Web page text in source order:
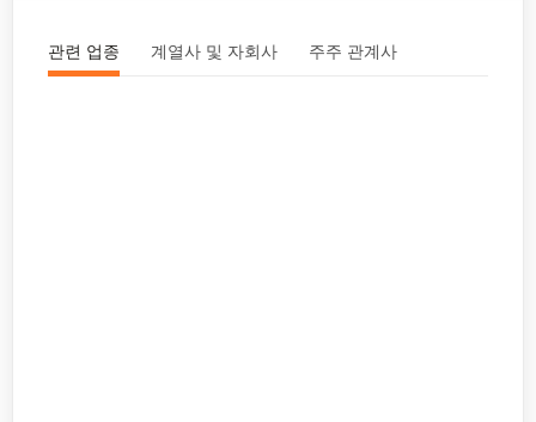
관련 업종 계열사 및 자회사 주주 관계사